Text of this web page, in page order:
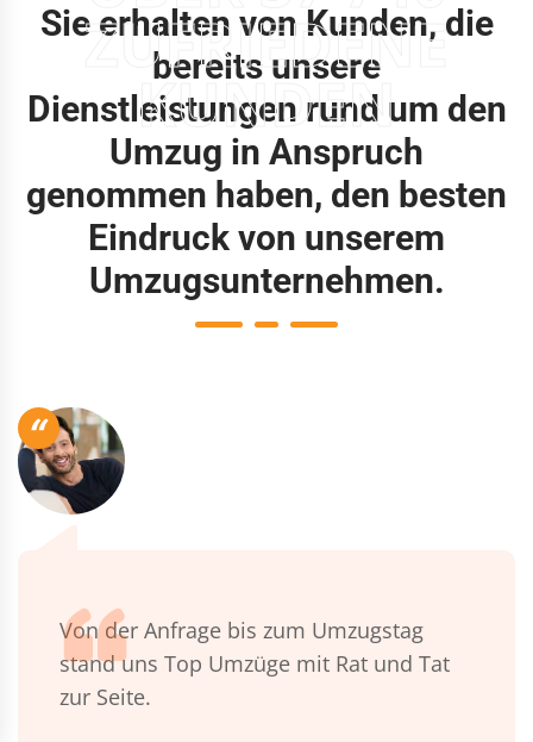
ZUFRIEDENE
KUNDEN
Sie erhalten von Kunden, die
bereits unsere
Dienstleistungen rund um den
Umzug in Anspruch
genommen haben, den besten
Eindruck von unserem
Umzugsunternehmen.
“
Von der Anfrage bis zum Umzugstag
stand uns Top Umzüge mit Rat und Tat
zur Seite.